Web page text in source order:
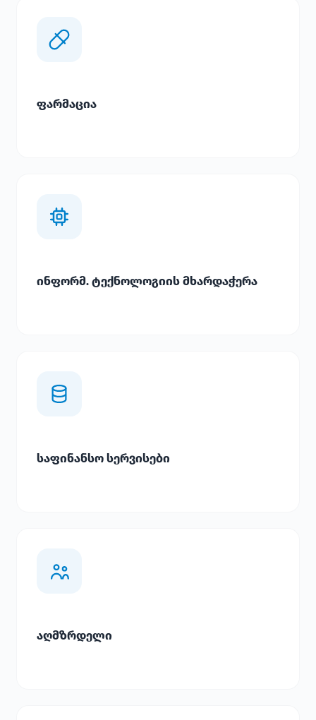
ფარმაცია
ინფორმ. ტექნოლოგიის მხარდაჭერა
საფინანსო სერვისები
აღმზრდელი